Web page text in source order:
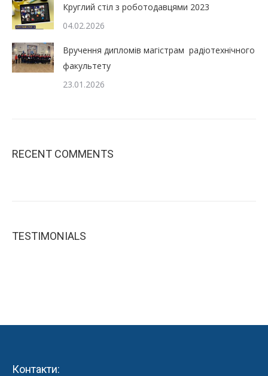
Круглий стіл з роботодавцями 2023
04.02.2026
Вручення дипломів магістрам радіотехнічного
факультету
23.01.2026
RECENT COMMENTS
TESTIMONIALS
Контакти: